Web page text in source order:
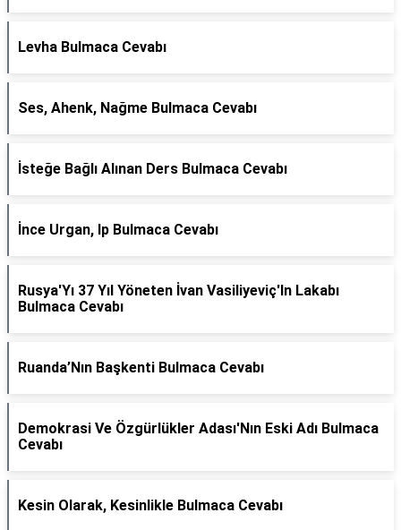
Levha Bulmaca Cevabı
Ses, Ahenk, Nağme Bulmaca Cevabı
İsteğe Bağlı Alınan Ders Bulmaca Cevabı
İnce Urgan, Ip Bulmaca Cevabı
Rusya'Yı 37 Yıl Yöneten İvan Vasiliyeviç'In Lakabı
Bulmaca Cevabı
Ruanda’Nın Başkenti Bulmaca Cevabı
Demokrasi Ve Özgürlükler Adası'Nın Eski Adı Bulmaca
Cevabı
Kesin Olarak, Kesinlikle Bulmaca Cevabı